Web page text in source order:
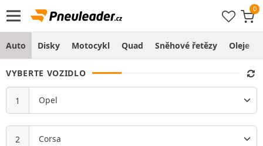
Auto Disky Motocykl Quad Sněhové řetězy Oleje
VYBERTE VOZIDLO